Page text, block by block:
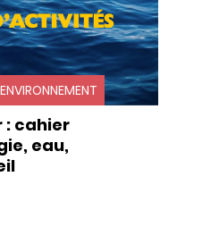
: cahier
eau,